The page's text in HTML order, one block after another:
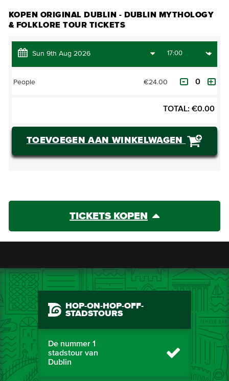
KOPEN ORIGINAL DUBLIN - DUBLIN MYTHOLOGY
& FOLKLORE TOUR TICKETS
People €24.00
TOTAL: €0.00
TOEVOEGEN AAN WINKELWAGEN
TICKETS KOPEN
HOP-ON-HOP-OFF-
STADSTOURS
De nummer 1
stadstour van
Dublin